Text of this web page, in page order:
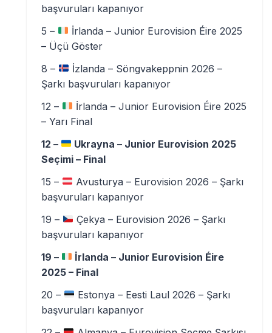
başvuruları kapanıyor
5 –
İrlanda – Junior Eurovision Éire 2025
– Üçü Göster
8 –
İzlanda – Söngvakeppnin 2026 –
Şarkı başvuruları kapanıyor
12 –
İrlanda – Junior Eurovision Éire 2025
– Yarı Final
12 –
Ukrayna – Junior Eurovision 2025
Seçimi – Final
15 –
Avusturya – Eurovision 2026 – Şarkı
başvuruları kapanıyor
19 –
Çekya – Eurovision 2026 – Şarkı
başvuruları kapanıyor
19 –
İrlanda – Junior Eurovision Éire
2025 – Final
20 –
Estonya – Eesti Laul 2026 – Şarkı
başvuruları kapanıyor